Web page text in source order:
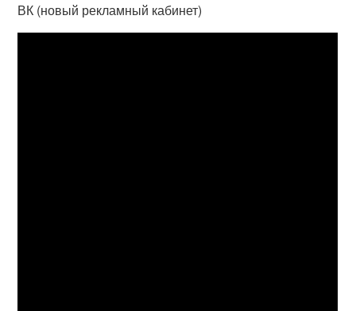
ВК (новый рекламный кабинет)